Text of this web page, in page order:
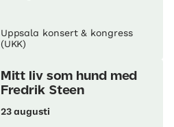
Uppsala konsert & kongress
(UKK)
Mitt liv som hund med
Fredrik Steen
23 augusti